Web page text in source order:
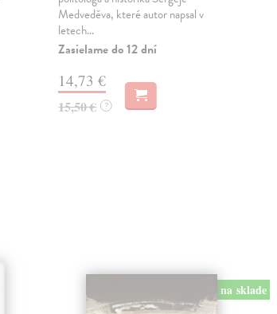
Medveděva, které autor napsal v
letech...
Zasielame do 12 dní
14,73 €
15,50 € ?
na sklade